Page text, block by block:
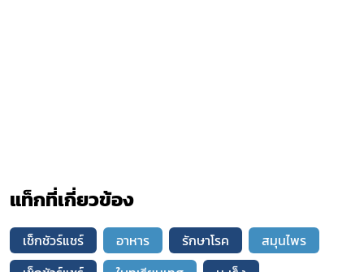
แท็กที่เกี่ยวข้อง
เช็กชัวร์แชร์ อาหาร รักษาโรค
สมุนไพร